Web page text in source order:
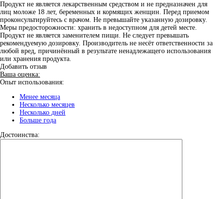
Продукт не является лекарственным средством и не предназначен для
лиц моложе 18 лет, беременных и кормящих женщин. Перед приемом
проконсультируйтесь с врачом. Не превышайте указанную дозировку.
Меры предосторожности: хранить в недоступном для детей месте.
Продукт не является заменителем пищи. Не следует превышать
рекомендуемую дозировку. Производитель не несёт ответственности за
любой вред, причинённый в результате ненадлежащего использования
или хранения продукта.
Добавить отзыв
Ваша оценка:
Опыт использования:
Менее месяца
Несколько месяцев
Несколько дней
Больше года
Достоинства: